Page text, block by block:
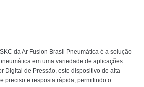
da Ar Fusion Brasil Pneumática é a solução
em uma variedade de aplicações
Digital de Pressão, este dispositivo de alta
preciso e resposta rápida, permitindo o